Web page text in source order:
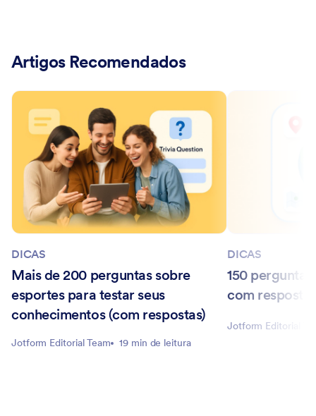
Artigos Recomendados
DICAS
Mais de 200 perguntas sobre
esportes para testar seus
conhecimentos (com respostas)
Jotform Editorial Team 19 min de leitura
DICAS
150
com
Jotform Editorial